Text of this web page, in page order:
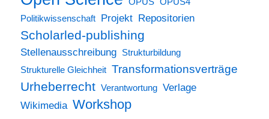
OPUS OPUS4
Politikwissenschaft
Projekt Repositorien
Scholarled-publishing
Stellenausschreibung
Strukturbildung
Strukturelle Gleichheit Transformationsverträge
Urheberrecht Verantwortung Verlage
Wikimedia Workshop